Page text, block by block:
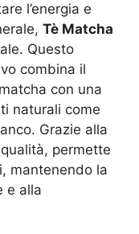
l’energia e
Tè Matcha
Questo
combina il
con una
naturali come
Grazie alla
permette
mantenendo la
e alla